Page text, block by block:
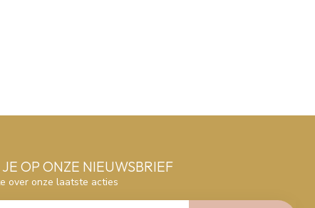
OP ONZE NIEUWSBRIEF
over onze laatste acties